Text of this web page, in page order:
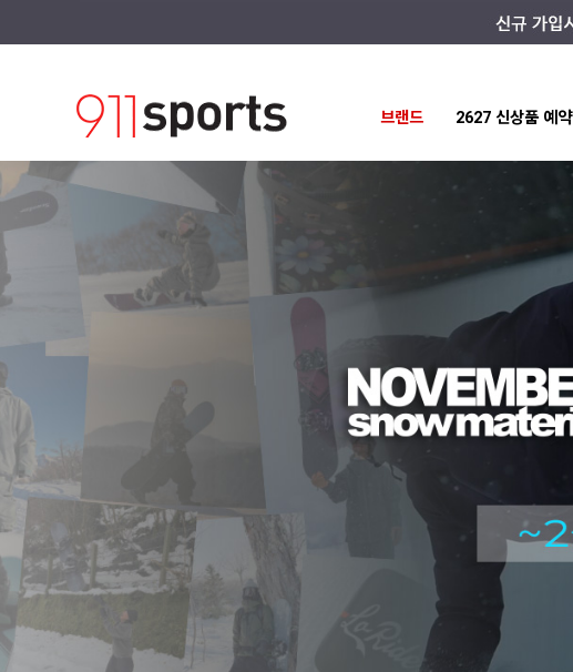
브랜드 2627 신상품 예약